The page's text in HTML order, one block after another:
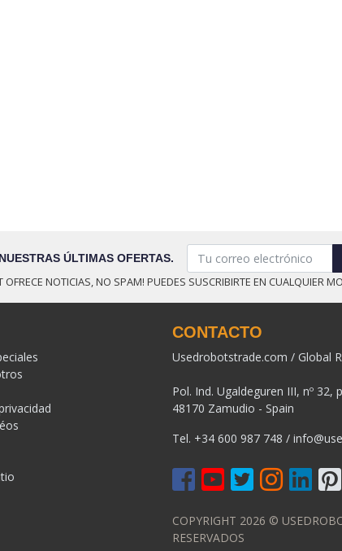
ÚLTIMAS OFERTAS.
OFRECE NOTICIAS, NO SPAM! PUEDES SUSCRIBIRTE EN CUALQUIER
CONTACTO
Usedrobotstrade.com / Global
Pol. Ind. Ugaldeguren III, nº 32,
48170 Zamudio - Spain
Tel. +34 600 987 748 /
COPYRIGHT 2026 ©
RESERVADOS